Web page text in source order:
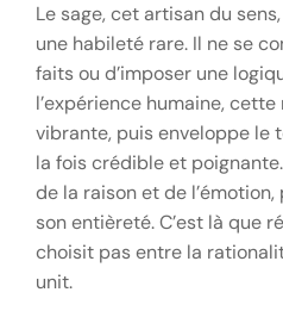
Le sage, cet artisan du
une habileté rare. Il ne se
faits ou d’imposer une
l’expérience humaine,
vibrante, puis enveloppe le
la fois crédible et
de la raison et de
son entièreté. C’est là que
choisit pas entre la
unit.